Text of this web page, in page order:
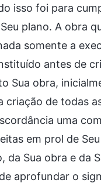
isso foi para
plano. A obra
somente a
antes de
Sua obra,
criação de todas
uma
em prol de Seu
da Sua obra e da
aprofundar o